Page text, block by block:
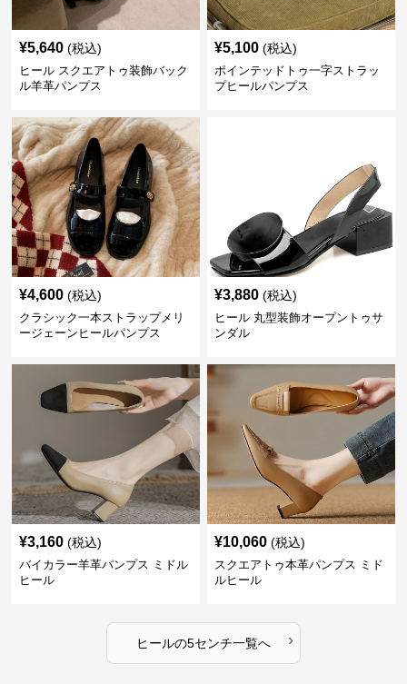
¥5,640 (税込)
ヒール スクエアトゥ装飾バック
ル羊革パンプス
¥5,100 (税込)
ポインテッドトゥ一字ストラッ
プヒールパンプス
¥4,600 (税込)
クラシック一本ストラップメリ
ージェーンヒールパンプス
¥3,880 (税込)
ヒール 丸型装飾オープントゥサ
ンダル
¥3,160 (税込)
バイカラー羊革パンプス ミドル
ヒール
¥10,060 (税込)
スクエアトゥ本革パンプス ミド
ルヒール
ヒールの5センチ一覧へ ›